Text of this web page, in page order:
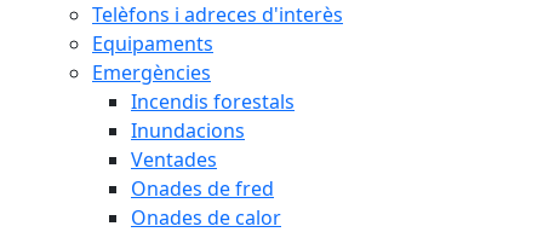
Telèfons i adreces d'interès
Equipaments
Emergències
Incendis forestals
Inundacions
Ventades
Onades de fred
Onades de calor